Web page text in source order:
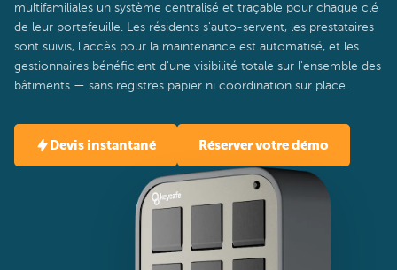
multifamiliales un système centralisé et traçable pour chaque clé
de leur portefeuille. Les résidents s'auto-servent, les prestataires
sont suivis, l'accès pour la maintenance est automatisé, et les
gestionnaires bénéficient d'une visibilité totale sur l'ensemble des
bâtiments — sans registres papier ni coordination sur place.
Devis instantané Réserver votre démo